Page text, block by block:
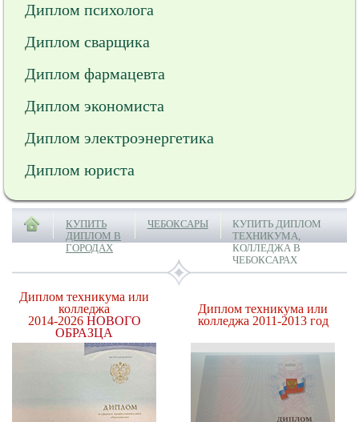
Диплом психолога
Диплом сварщика
Диплом фармацевта
Диплом экономиста
Диплом электроэнергетика
Диплом юриста
КУПИТЬ
ДИПЛОМ В
ГОРОДАХ
ЧЕБОКСАРЫ
КУПИТЬ ДИПЛОМ
ТЕХНИКУМА,
КОЛЛЕДЖА В
ЧЕБОКСАРАХ
Диплом техникума или
колледжа
2014-2026 НОВОГО
ОБРАЗЦА
Диплом техникума или
колледжа 2011-2013 год